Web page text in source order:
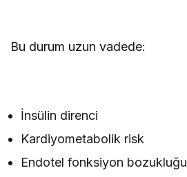
Bu durum uzun vadede:
İnsülin direnci
Kardiyometabolik risk
Endotel fonksiyon bozukluğu